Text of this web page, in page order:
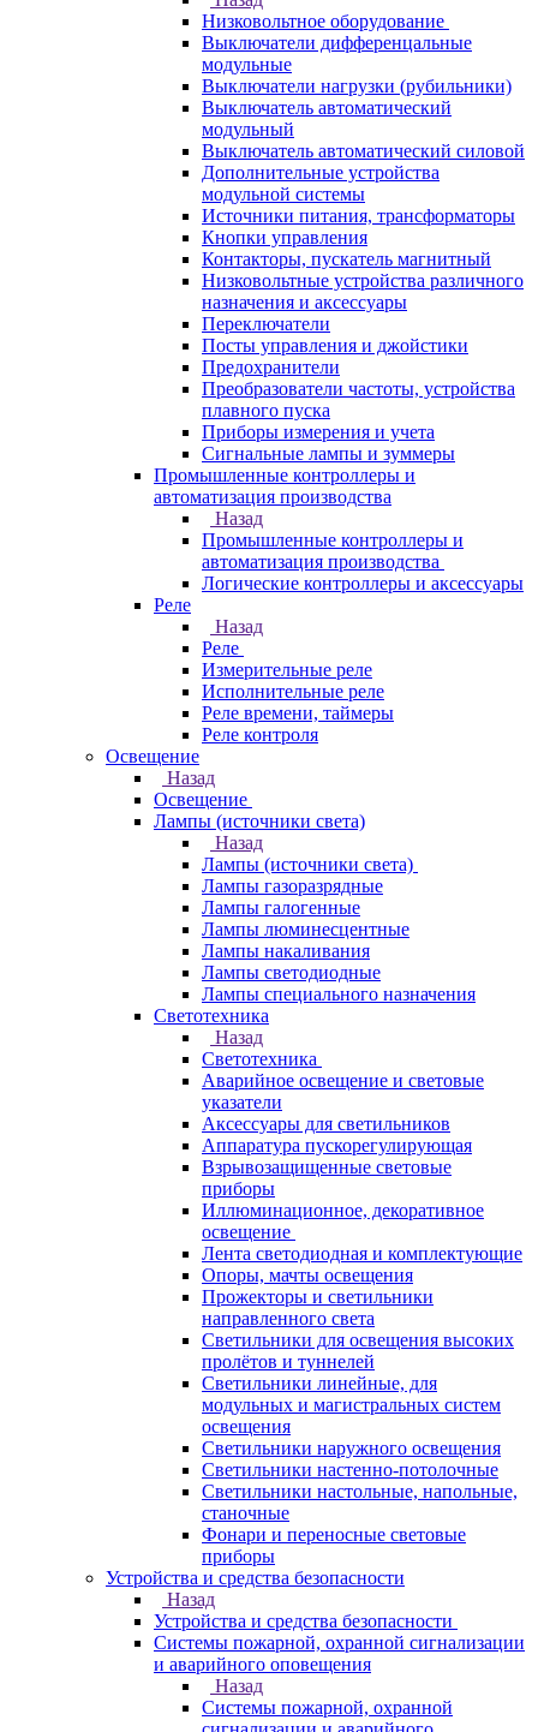
Низковольтное оборудование
Выключатели дифференцальные
модульные
Выключатели нагрузки (рубильники)
Выключатель автоматический
модульный
Выключатель автоматический силовой
Дополнительные устройства
модульной системы
Источники питания, трансформаторы
Кнопки управления
Контакторы, пускатель магнитный
Низковольтные устройства различного
назначения и аксессуары
Переключатели
Посты управления и джойстики
Предохранители
Преобразователи частоты, устройства
плавного пуска
Приборы измерения и учета
Сигнальные лампы и зуммеры
Промышленные контроллеры и
автоматизация производства
Назад
Промышленные контроллеры и
автоматизация производства
Логические контроллеры и аксессуары
Реле
Назад
Реле
Измерительные реле
Исполнительные реле
Реле времени, таймеры
Реле контроля
Освещение
Назад
Освещение
Лампы (источники света)
Назад
Лампы (источники света)
Лампы газоразрядные
Лампы галогенные
Лампы люминесцентные
Лампы накаливания
Лампы светодиодные
Лампы специального назначения
Светотехника
Назад
Светотехника
Аварийное освещение и световые
указатели
Аксессуары для светильников
Аппаратура пускорегулирующая
Взрывозащищенные световые
приборы
Иллюминационное, декоративное
освещение
Лента светодиодная и комплектующие
Опоры, мачты освещения
Прожекторы и светильники
направленного света
Светильники для освещения высоких
пролётов и туннелей
Светильники линейные, для
модульных и магистральных систем
освещения
Светильники наружного освещения
Светильники настенно-потолочные
Светильники настольные, напольные,
станочные
Фонари и переносные световые
приборы
Устройства и средства безопасности
Назад
Устройства и средства безопасности
Системы пожарной, охранной сигнализации
и аварийного оповещения
Назад
Системы пожарной, охранной